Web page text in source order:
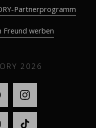
Partnerprogramm
Freund werben
2026